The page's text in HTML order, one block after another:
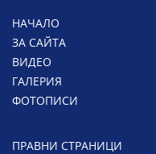
НАЧАЛО
ЗА САЙТА
ВИДЕО
ГАЛЕРИЯ
ФОТОПИСИ
ПРАВНИ СТРАНИЦИ